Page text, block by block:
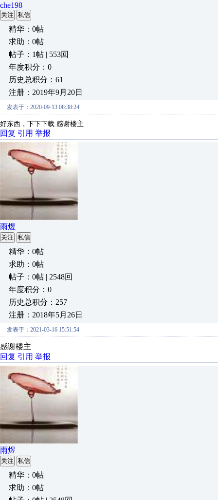
che198
关注 私信
精华：0帖
求助：0帖
帖子：1帖 | 553回
年度积分：0
历史总积分：61
注册：2019年9月20日
发表于：2020-09-13 08:38:24
好东西，下下下载 感谢楼主
回复 引用 举报
雨煜
关注 私信
精华：0帖
求助：0帖
帖子：0帖 | 2548回
年度积分：0
历史总积分：257
注册：2018年5月26日
发表于：2021-03-16 15:51:54
感谢楼主
回复 引用 举报
雨煜
关注 私信
精华：0帖
求助：0帖